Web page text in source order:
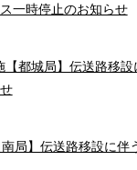
一時停止のお知らせ
【都城局】伝送路移
局】伝送路移設に伴